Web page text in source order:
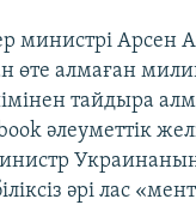
министрі Арсен
өте алмаған
тайдыра
әлеуметтік
әрі лас